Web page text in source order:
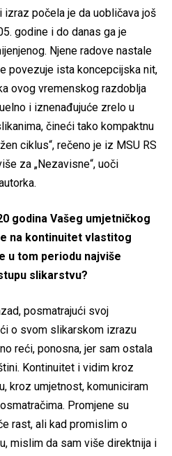
izraz počela je da uobličava još
godine i do danas ga je
Njene radove nastale
povezuje ista koncepcijska nit,
ovog vremenskog razdoblja
i iznenađujuće zrelo u
čineći tako kompaktnu
ciklus“, rečeno je iz MSU RS
za „Nezavisne“, uoči
godina Vašeg umjetničkog
na kontinuitet vlastitog
u tom periodu najviše
slikarstvu?
posmatrajući svoj
o svom slikarskom izrazu
reći, ponosna, jer sam ostala
Kontinuitet i vidim kroz
kroz umjetnost, komuniciram
Promjene su
rast, ali kad promislim o
mislim da sam više direktnija i